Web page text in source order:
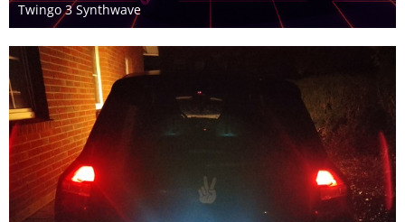
Twingo 3 Synthwave
18. Dezember 2025